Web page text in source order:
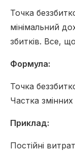
Точка
мінімальний
збитків. Все,
Формула:
Точка
Частка
Приклад:
Постійні